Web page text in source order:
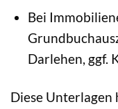
Bei
Darlehen, ggf.
Diese Unterlagen